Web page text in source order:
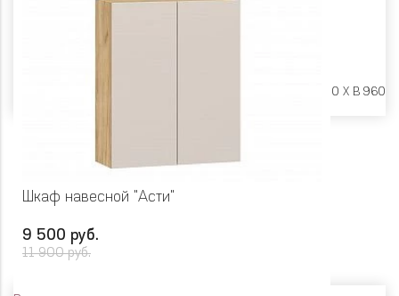
Ш 600 X Г 600 X В 960
Шкаф навесной "Асти"
9 500 руб.
11 900 руб.